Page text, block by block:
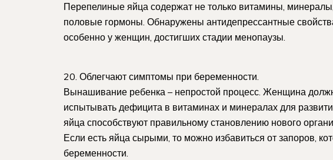
Перепелиные яйца содержат не только витамины,
половые гормоны. Обнаружены антидепрессантные
особенно у женщин, достигших стадии менопаузы.
20. Облегчают симптомы при беременности.
Вынашивание ребенка – непростой процесс. Женщина
испытывать дефицита в витаминах и минералах для
яйца способствуют правильному становлению нового
Если есть яйца сырыми, то можно избавиться от запоров,
беременности.